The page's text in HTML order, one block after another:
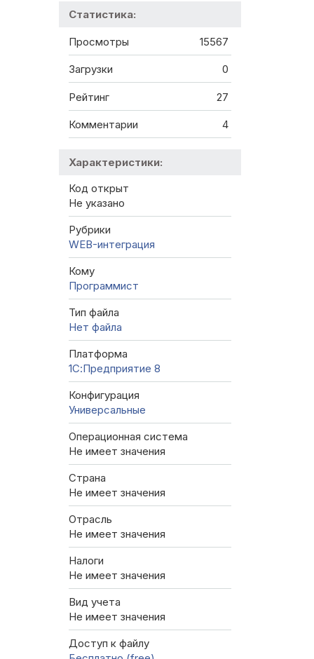
Статистика:
Просмотры 15567
Загрузки 0
Рейтинг 27
Комментарии 4
Характеристики:
Код открыт
Не указано
Рубрики
WEB-интеграция
Кому
Программист
Тип файла
Нет файла
Платформа
1С:Предприятие 8
Конфигурация
Универсальные
Операционная система
Не имеет значения
Страна
Не имеет значения
Отрасль
Не имеет значения
Налоги
Не имеет значения
Вид учета
Не имеет значения
Доступ к файлу